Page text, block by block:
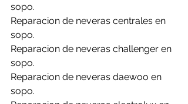
sopo.
Reparacion de neveras centrales en
sopo.
Reparacion de neveras challenger en
sopo.
Reparacion de neveras daewoo en
sopo.